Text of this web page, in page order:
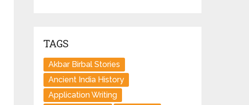
TAGS
Akbar Birbal Stories
Ancient India History
Application Writing